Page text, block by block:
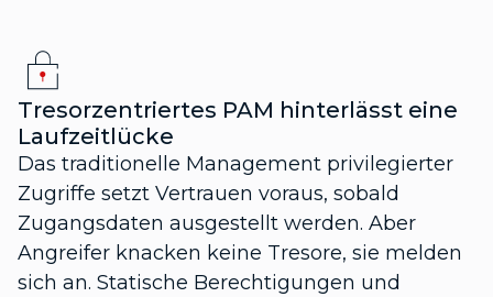
Tresorzentriertes PAM hinterlässt eine
Laufzeitlücke
Das traditionelle Management privilegierter
Zugriffe setzt Vertrauen voraus, sobald
Zugangsdaten ausgestellt werden. Aber
Angreifer knacken keine Tresore, sie melden
sich an. Statische Berechtigungen und